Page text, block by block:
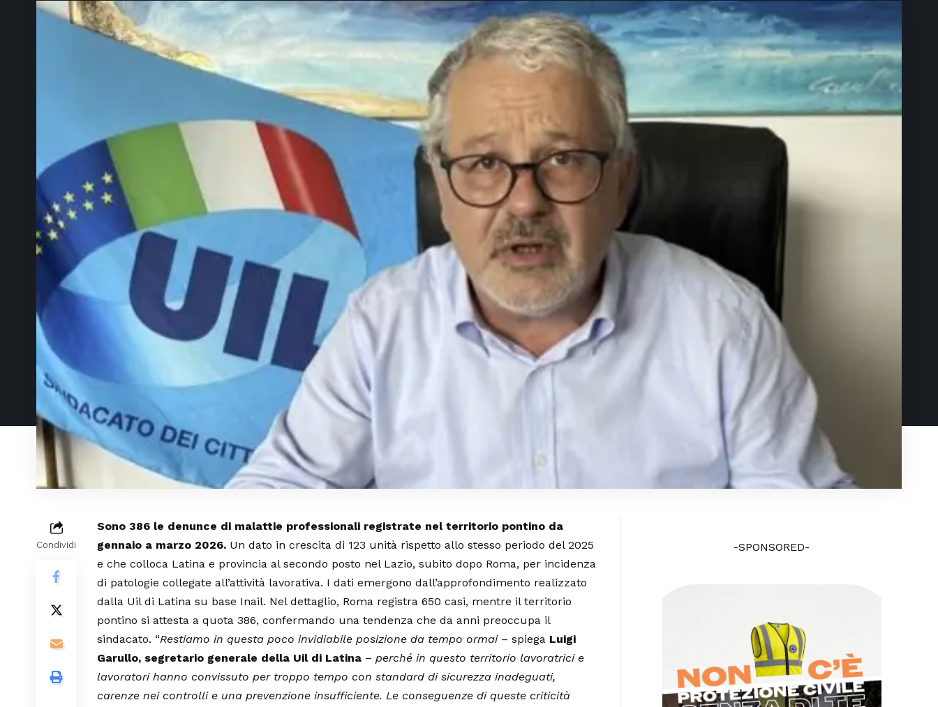
Condividi
Sono 386 le denunce di malattie professionali registrate nel territorio pontino da
gennaio a marzo 2026. Un dato in crescita di 123 unità rispetto allo stesso periodo del 2025
e che colloca Latina e provincia al secondo posto nel Lazio, subito dopo Roma, per incidenza
di patologie collegate all’attività lavorativa. I dati emergono dall’approfondimento realizzato
dalla Uil di Latina su base Inail. Nel dettaglio, Roma registra 650 casi, mentre il territorio
pontino si attesta a quota 386, confermando una tendenza che da anni preoccupa il
sindacato. “Restiamo in questa poco invidiabile posizione da tempo ormai– spiega Luigi
Garullo, segretario generale della Uil di Latina – perché in questo territorio lavoratrici e
lavoratori hanno convissuto per troppo tempo con standard di sicurezza inadeguati,
carenze nei controlli e una prevenzione insufficiente. Le conseguenze di queste criticità
-SPONSORED-